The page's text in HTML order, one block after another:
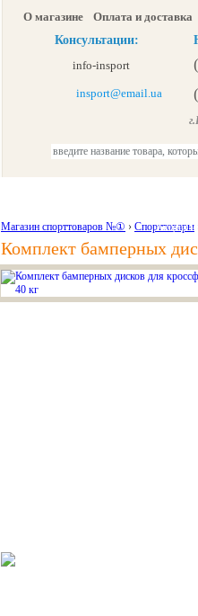
О магазине
Оплата и доставка
Консультации:
info-insport
insport@email.ua
Акции и
Магазин спорттоваров №① › Спорттовары
Комплект бамперных